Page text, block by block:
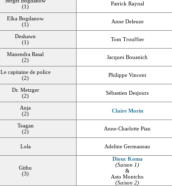
(1)
Patrick Raynal
Elka Bogdanow
(1)
Anne Deleuze
Deshawn
(1)
Tom Trouffier
Manendra Rasal
(2)
Jacques Bouanich
Le capitaine de police
(2)
Philippe Vincent
Dr. Metzger
(2)
Sébastien Desjours
Anja
(2)
Claire Morin
Teagan
(2)
Anne-Charlotte Piau
Lola Adeline Germaneau
Githu
(3)
Diouc Koma
(Saison 1)
&
Asto Montcho
(Saison 2)